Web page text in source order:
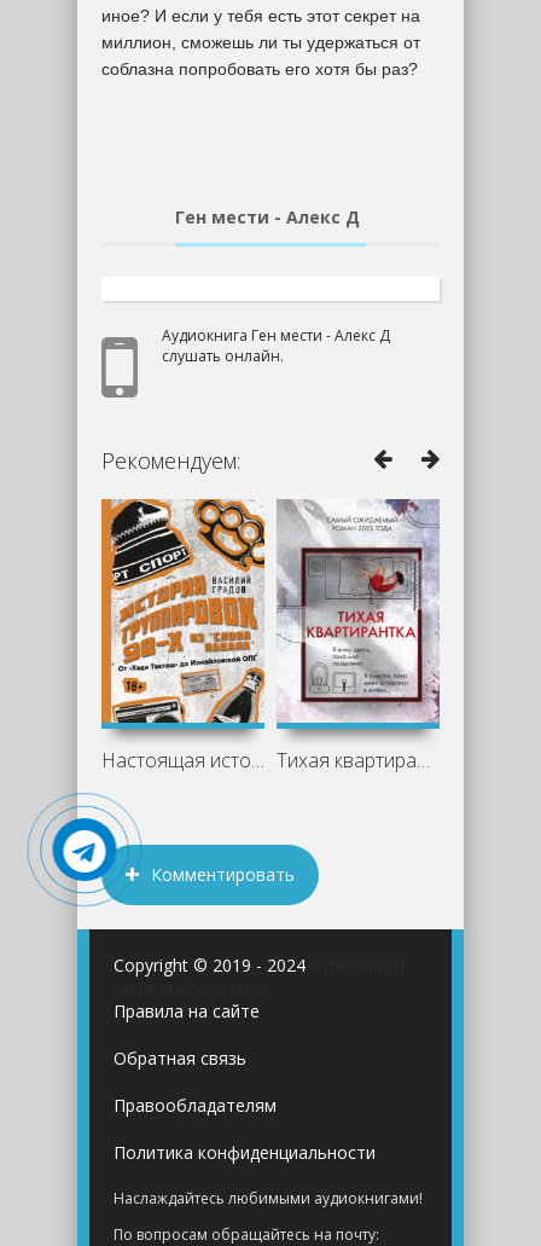
иное? И если у тебя есть этот секрет на
миллион, сможешь ли ты удержаться от
соблазна попробовать его хотя бы раз?
Ген мести - Алекс Д
Аудиокнига Ген мести - Алекс Д
слушать онлайн.
Рекомендуем:
Настоящая история группировок 90-х из Тихая квартирантка - Клеменс Мишальон
Комментировать
Copyright © 2019 - 2024
Правила на сайте
Обратная связь
Правообладателям
Политика конфиденциальности
Наслаждайтесь любимыми аудиокнигами!
По вопросам обращайтесь на почту: